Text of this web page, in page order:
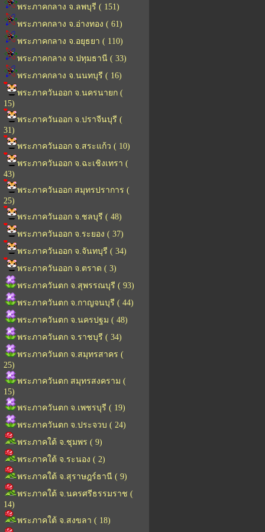
พระภาคกลาง จ.ลพบุรี ( 151)
พระภาคกลาง จ.อ่างทอง ( 61)
พระภาคกลาง จ.อยุธยา ( 110)
พระภาคกลาง จ.ปทุมธานี ( 33)
พระภาคกลาง จ.นนทบุรี ( 16)
พระภาควันออก จ.นครนายก (
15)
พระภาควันออก จ.ปราจีนบุรี (
31)
พระภาควันออก จ.สระแก้ว ( 10)
พระภาควันออก จ.ฉะเชิงเทรา (
43)
พระภาควันออก สมุทรปราการ (
25)
พระภาควันออก จ.ชลบุรี ( 48)
พระภาควันออก จ.ระยอง ( 37)
พระภาควันออก จ.จันทบุรี ( 34)
พระภาควันออก จ.ตราด ( 3)
พระภาควันตก จ.สุพรรณบุรี ( 93)
พระภาควันตก จ.กาญจนบุรี ( 44)
พระภาควันตก จ.นครปฐม ( 48)
พระภาควันตก จ.ราชบุรี ( 34)
พระภาควันตก จ.สมุทรสาคร (
25)
พระภาควันตก สมุทรสงคราม (
15)
พระภาควันตก จ.เพชรบุรี ( 19)
พระภาควันตก จ.ประจวบ ( 24)
พระภาคใต้ จ.ชุมพร ( 9)
พระภาคใต้ จ.ระนอง ( 2)
พระภาคใต้ จ.สุราษฎร์ธานี ( 9)
พระภาคใต้ จ.นครศรีธรรมราช (
14)
พระภาคใต้ จ.สงขลา ( 18)